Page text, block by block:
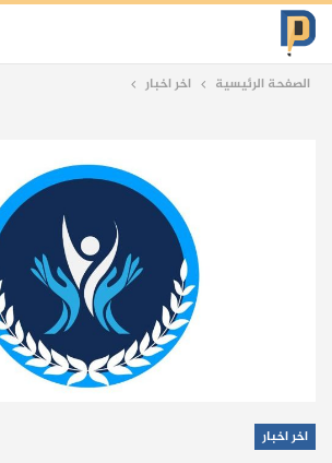
الصفحة الرئيسية اخر اخبار
اخر اخبار